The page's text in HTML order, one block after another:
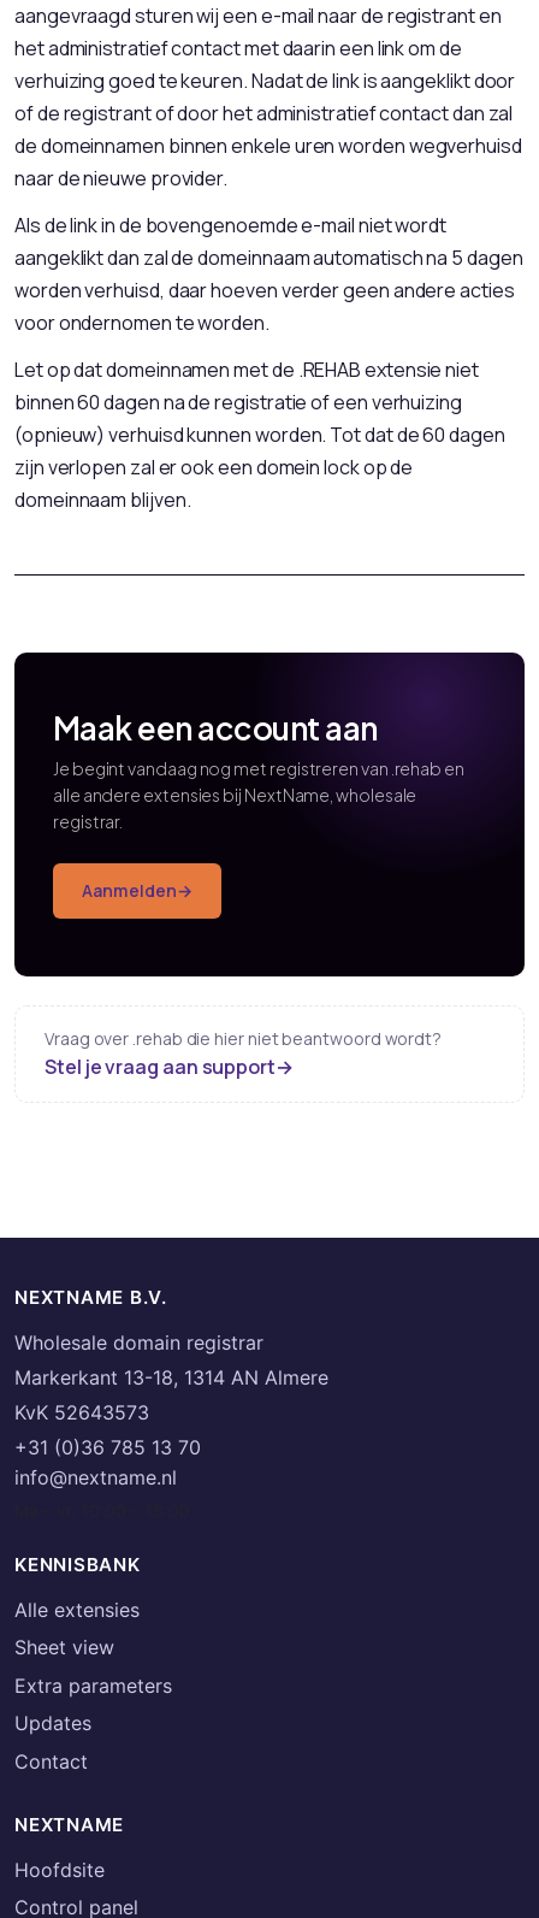
aangevraagd sturen wij een e-mail naar de registrant en
het administratief contact met daarin een link om de
verhuizing goed te keuren. Nadat de link is aangeklikt door
of de registrant of door het administratief contact dan zal
de domeinnamen binnen enkele uren worden wegverhuisd
naar de nieuwe provider.
Als de link in de bovengenoemde e-mail niet wordt
aangeklikt dan zal de domeinnaam automatisch na 5 dagen
worden verhuisd, daar hoeven verder geen andere acties
voor ondernomen te worden.
Let op dat domeinnamen met de .REHAB extensie niet
binnen 60 dagen na de registratie of een verhuizing
(opnieuw) verhuisd kunnen worden. Tot dat de 60 dagen
zijn verlopen zal er ook een domein lock op de
domeinnaam blijven.
Maak een account aan
Je begint vandaag nog met registreren van .rehab en
alle andere extensies bij NextName, wholesale
registrar.
Aanmelden→
Vraag over .rehab die hier niet beantwoord wordt?
Stel je vraag aan support→
NEXTNAME B.V.
Wholesale domain registrar
Markerkant 13-18, 1314 AN Almere
KvK 52643573
+31 (0)36 785 13 70
info@nextname.nl
KENNISBANK
Alle extensies
Sheet view
Extra parameters
Updates
Contact
NEXTNAME
Hoofdsite
Control panel